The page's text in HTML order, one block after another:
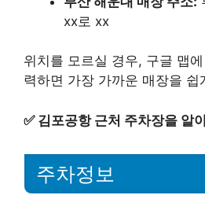
xx로 xx
위치를 모르실 경우, 구글 맵에
력하면 가장 가까운 매장을 쉽
✅ 김포공항 근처 주차장을 알
주차정보